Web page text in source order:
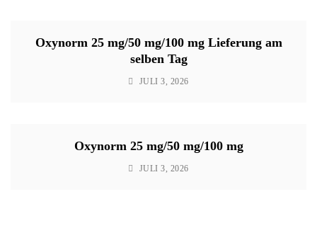
Oxynorm 25 mg/50 mg/100 mg Lieferung am
selben Tag
JULI 3, 2026
Oxynorm 25 mg/50 mg/100 mg
JULI 3, 2026